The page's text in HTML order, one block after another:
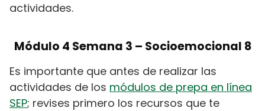
actividades.
Módulo 4 Semana 3 – Socioemocional 8
Es importante que antes de realizar las
actividades de los módulos de prepa en línea
SEP; revises primero los recursos que te